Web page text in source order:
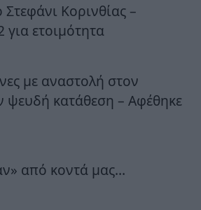
Κορινθίας –
ετοιμότητα
με αναστολή στον
ψευδή κατάθεση – Αφέθηκε
από κοντά μας…